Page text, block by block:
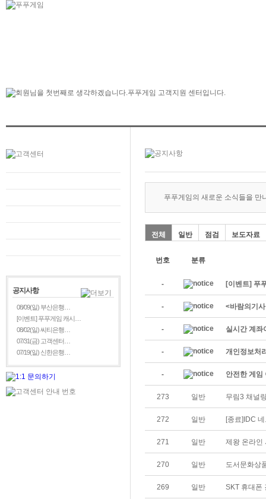
공지사항
08/09(일) 부산은행…
[이벤트] 푸푸게임 캐시…
08/02(일) 씨티은행…
07/31(금) 고객센터…
07/19(일) 신한은행…
푸푸게임의 새로운 소식들을 만
전체 일반 점검 보도자료
번호 분류
- [이벤트] 푸
- <바람의기
- 실시간 계좌
- 개인정보처
- 안전한 게임
273 일반 무림3 채널
272 일반 [종료]IDC
271 일반 제왕 온라인
270 일반 도서문화상
269 일반 SKT 휴대폰